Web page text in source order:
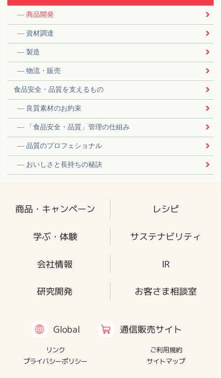
商品開発
資材調達
製造
物流・販売
食品安全・品質を支えるもの
良質素材のお約束
「食品安全・品質」管理の仕組み
品質のプロフェショナル
おいしさと長持ちの秘訣
商品・キャンペーン レシピ
学ぶ・体験 サステナビリティ
会社情報 IR
研究開発 お客さま相談室
Global 通信販売サイト
リンク
ご利用規約
プライバシーポリシー
サイトマップ